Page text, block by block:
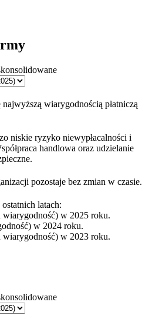
wiarygodnością płatniczą
niskie ryzyko niewypłacalności i
handlowa oraz udzielanie
pozostaje bez zmian w czasie.
latach:
wiarygodność) w 2025 roku.
w 2024 roku.
wiarygodność) w 2023 roku.